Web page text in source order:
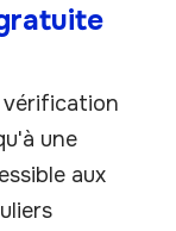
vérification
une
aux